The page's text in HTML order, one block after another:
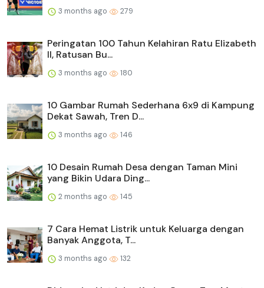
3 months ago 279
Peringatan 100 Tahun Kelahiran Ratu Elizabeth
II, Ratusan Bu...
3 months ago 180
10 Gambar Rumah Sederhana 6x9 di Kampung
Dekat Sawah, Tren D...
3 months ago 146
10 Desain Rumah Desa dengan Taman Mini
yang Bikin Udara Ding...
2 months ago 145
7 Cara Hemat Listrik untuk Keluarga dengan
Banyak Anggota, T...
3 months ago 132